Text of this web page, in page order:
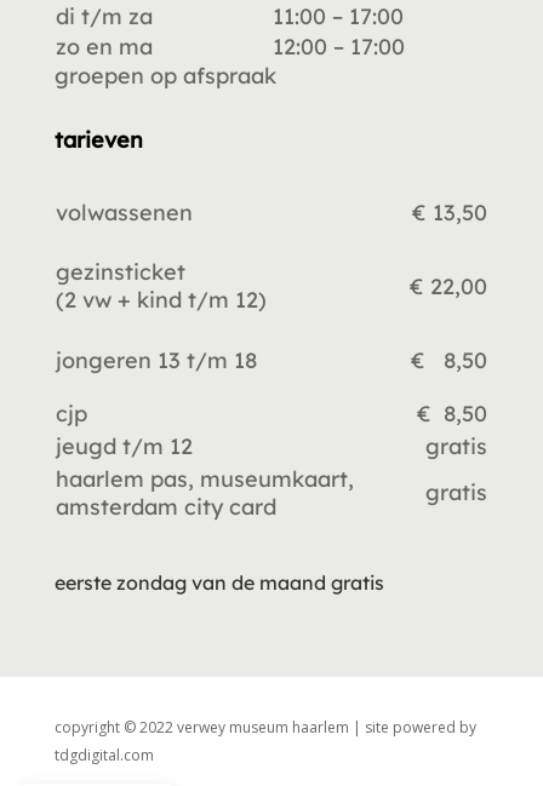
di t/m za
11:00 – 17:00
zo en ma
12:00 – 17:00
groepen op afspraak
tarieven
volwassenen € 13,50
gezinsticket
(2 vw + kind t/m 12) € 22,00
jongeren 13 t/m 18
€ 8,50
cjp
€ 8,50
jeugd t/m 12
gratis
haarlem pas, museumkaart,
amsterdam city card
gratis
eerste zondag van de maand gratis
copyright © 2022 verwey museum haarlem | site powered by
tdgdigital.com